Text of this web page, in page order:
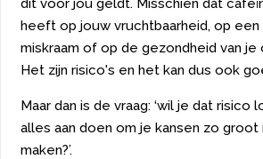
dit voor jou geldt. Misschien dat
heeft op jouw vruchtbaarheid, op
miskraam of op de gezondheid van je
Het zijn risico's en het kan dus ook
Maar dan is de vraag: ‘wil je dat risico
alles aan doen om je kansen zo
maken?’.